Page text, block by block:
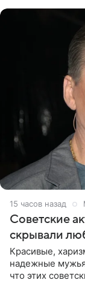
15 часов назад
Советские
скрывали
Красивые,
надежные
что этих